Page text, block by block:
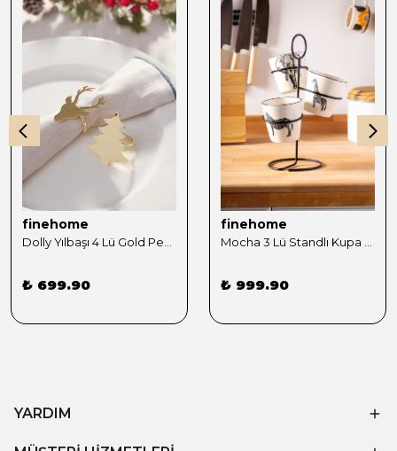
finehome
₺ 699.90
finehome
₺ 999.90
YARDIM